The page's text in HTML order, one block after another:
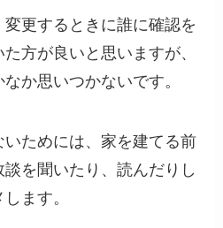
更するときに誰に確認を
方が良いと思いますが、
か思いつかないです。
ためには、家を建てる前
を聞いたり、読んだりし
ます。